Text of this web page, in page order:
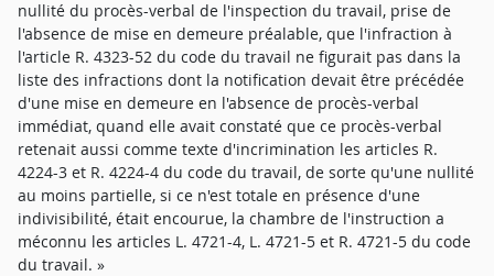
nullité du procès-verbal de l'inspection du travail, prise de
l'absence de mise en demeure préalable, que l'infraction à
l'article R. 4323-52 du code du travail ne figurait pas dans la
liste des infractions dont la notification devait être précédée
d'une mise en demeure en l'absence de procès-verbal
immédiat, quand elle avait constaté que ce procès-verbal
retenait aussi comme texte d'incrimination les articles R.
4224-3 et R. 4224-4 du code du travail, de sorte qu'une nullité
au moins partielle, si ce n'est totale en présence d'une
indivisibilité, était encourue, la chambre de l'instruction a
méconnu les articles L. 4721-4, L. 4721-5 et R. 4721-5 du code
du travail. »